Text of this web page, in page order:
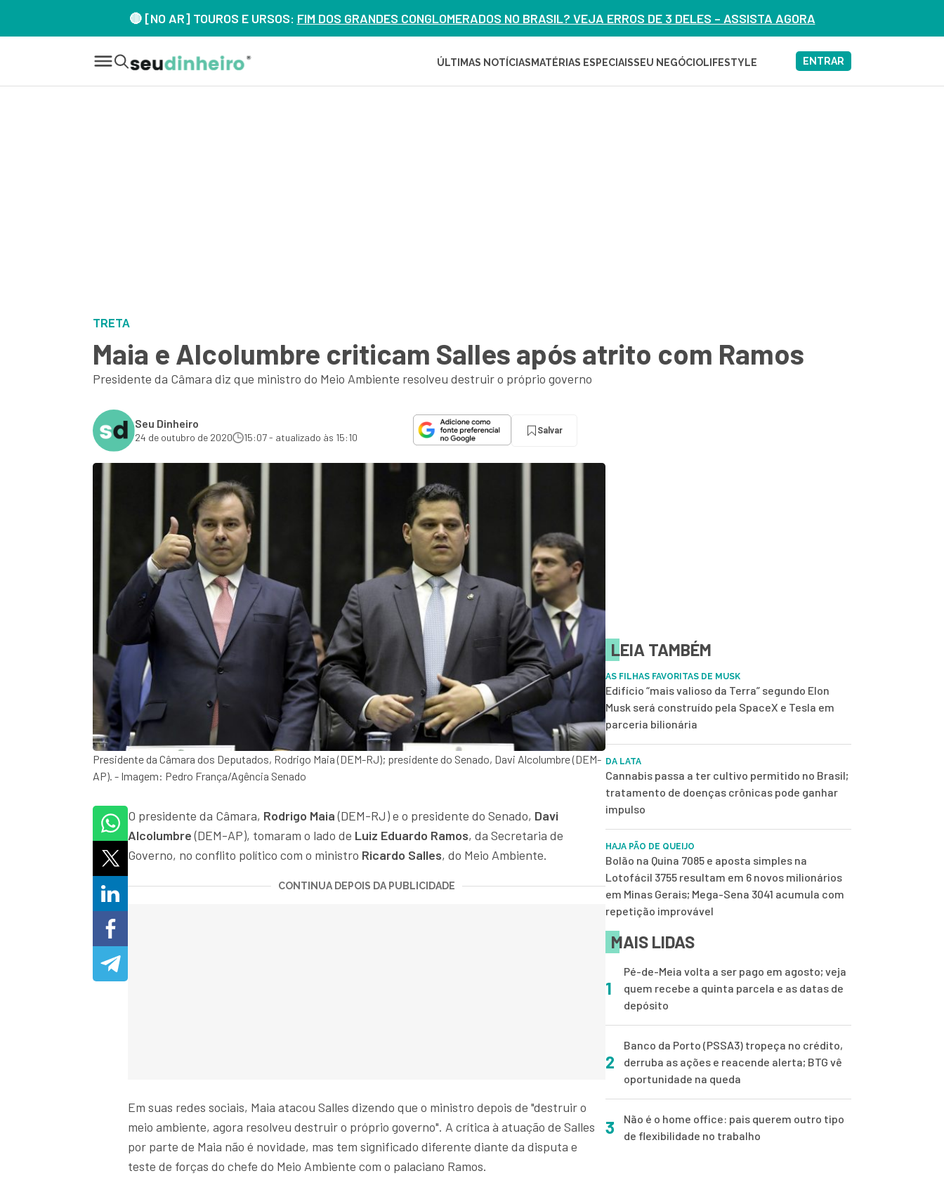
🔴 [NO AR] TOUROS E URSOS: FIM DOS GRANDES CONGLOMERADOS NO BRASIL? VEJA ERROS DE 3 DELES – ASSISTA AGORA
ÚLTIMAS NOTÍCIAS MATÉRIAS ESPECIAISSEU NEGÓCIOLIFESTYLE ENTRAR
TRETA
Maia e Alcolumbre criticam Salles após atrito com Ramos
Presidente da Câmara diz que ministro do Meio Ambiente resolveu destruir o próprio governo
Seu Dinheiro
24 de outubro de 2020 15:07 - atualizado às 15:10
Salvar
Presidente da Câmara dos Deputados, Rodrigo Maia (DEM-RJ); presidente do Senado, Davi Alcolumbre (DEM-
AP). - Imagem: Pedro França/Agência Senado
O presidente da Câmara, Rodrigo Maia(DEM-RJ) e o presidente do Senado, Davi
Alcolumbre(DEM-AP), tomaram o lado de Luiz Eduardo Ramos, da Secretaria de
Governo, no conflito político com o ministro Ricardo Salles, do Meio Ambiente.
CONTINUA DEPOIS DA PUBLICIDADE
Em suas redes sociais, Maia atacou Salles dizendo que o ministro depois de "destruir o
meio ambiente, agora resolveu destruir o próprio governo". A crítica à atuação de Salles
por parte de Maia não é novidade, mas tem significado diferente diante da disputa e
teste de forças do chefe do Meio Ambiente com o palaciano Ramos.
LEIA TAMBÉM
AS FILHAS FAVORITAS DE MUSK
Edifício “mais valioso da Terra” segundo Elon
Musk será construído pela SpaceX e Tesla em
parceria bilionária
DA LATA
Cannabis passa a ter cultivo permitido no Brasil;
tratamento de doenças crônicas pode ganhar
impulso
HAJA PÃO DE QUEIJO
Bolão na Quina 7085 e aposta simples na
Lotofácil 3755 resultam em 6 novos milionários
em Minas Gerais; Mega-Sena 3041 acumula com
repetição improvável
MAIS LIDAS
1
Pé-de-Meia volta a ser pago em agosto; veja
quem recebe a quinta parcela e as datas de
depósito
2
Banco da Porto (PSSA3) tropeça no crédito,
derruba as ações e reacende alerta; BTG vê
oportunidade na queda
3
Não é o home office: pais querem outro tipo
de flexibilidade no trabalho